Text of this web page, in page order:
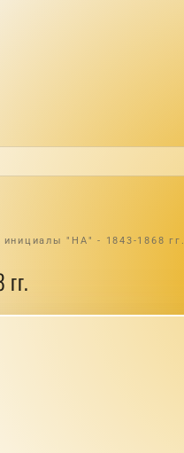
"НА" - 1843-1868 гг.